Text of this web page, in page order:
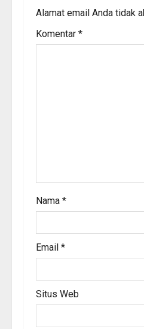
a
v
o
n
Alamat email Anda tidak
Komentar *
Nama *
Email *
Situs Web